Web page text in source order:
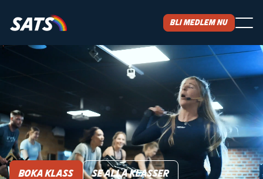
Bli medlem nu
GRUPPTRÄNING PÅ SATS
Välkommen till gruppträning på SATS! Oavsett om du är
nybörjare eller erfaren – våra instruktörer guidar dig
genom hela träningspasset. Häng med för en riktig
energikick och för att nå resultat tillsammans med
andra!
Boka klass Se alla klasser